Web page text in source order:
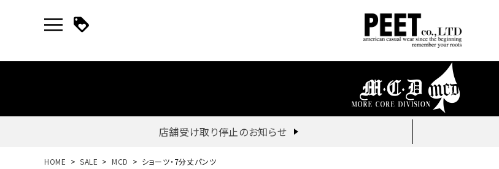
店舗受け取り停止のお知らせ
新規会員登録｜ログイン
HOME SALE MCD ショーツ・7分丈パンツ